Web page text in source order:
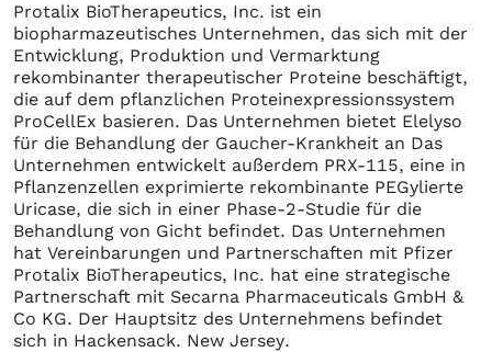
Protalix BioTherapeutics, Inc. ist ein
biopharmazeutisches Unternehmen, das sich mit der
Entwicklung, Produktion und Vermarktung
rekombinanter therapeutischer Proteine beschäftigt,
die auf dem pflanzlichen Proteinexpressionssystem
ProCellEx basieren. Das Unternehmen bietet Elelyso
für die Behandlung der Gaucher-Krankheit an Das
Unternehmen entwickelt außerdem PRX-115, eine in
Pflanzenzellen exprimierte rekombinante PEGylierte
Uricase, die sich in einer Phase-2-Studie für die
Behandlung von Gicht befindet. Das Unternehmen
hat Vereinbarungen und Partnerschaften mit Pfizer
Protalix BioTherapeutics, Inc. hat eine strategische
Partnerschaft mit Secarna Pharmaceuticals GmbH &
Co KG. Der Hauptsitz des Unternehmens befindet
sich in Hackensack. New Jersey.